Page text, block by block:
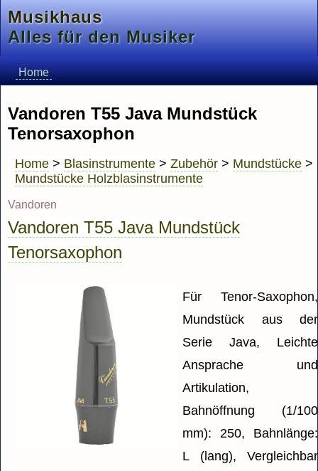
Musikhaus
Alles für den Musiker
Home
Vandoren T55 Java Mundstück
Tenorsaxophon
Home > Blasinstrumente > Zubehör > Mundstücke >
Mundstücke Holzblasinstrumente
Vandoren
Vandoren T55 Java Mundstück
Tenorsaxophon
Für Tenor-Saxophon,
Mundstück aus der
Serie Java, Leichte
Ansprache und
Artikulation,
Bahnöffnung (1/100
mm): 250, Bahnlänge:
L (lang), Vergleichbar